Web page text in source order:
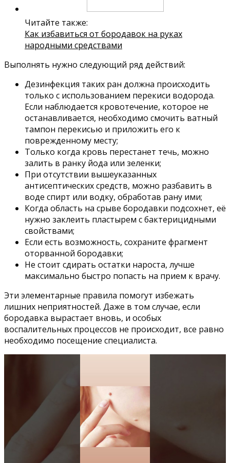
Читайте также:
Как избавиться от бородавок на руках
народными средствами
Выполнять нужно следующий ряд действий:
Дезинфекция таких ран должна происходить
только с использованием перекиси водорода.
Если наблюдается кровотечение, которое не
останавливается, необходимо смочить ватный
тампон перекисью и приложить его к
поврежденному месту;
Только когда кровь перестанет течь, можно
залить в ранку йода или зеленки;
При отсутствии вышеуказанных
антисептических средств, можно разбавить в
воде спирт или водку, обработав рану ими;
Когда область на срыве бородавки подсохнет, её
нужно заклеить пластырем с бактерицидными
свойствами;
Если есть возможность, сохраните фрагмент
оторванной бородавки;
Не стоит сдирать остатки нароста, лучше
максимально быстро попасть на прием к врачу.
Эти элементарные правила помогут избежать
лишних неприятностей. Даже в том случае, если
бородавка вырастает вновь, и особых
воспалительных процессов не происходит, все равно
необходимо посещение специалиста.